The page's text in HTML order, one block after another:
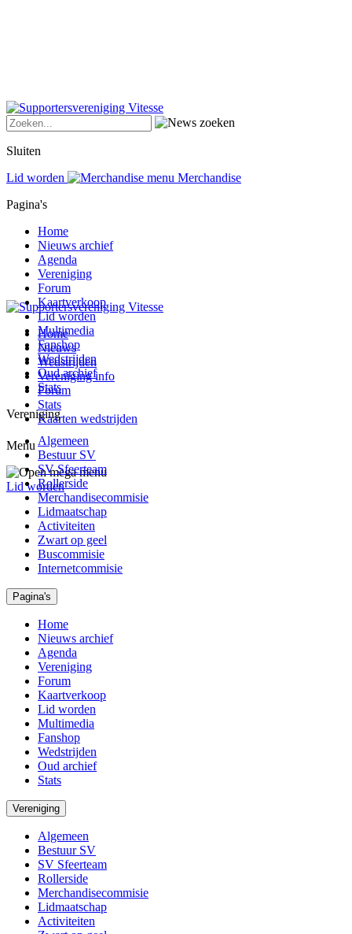
Home
Nieuws
Wedstrijden
Vereniging info
Forum
Stats
Kaarten wedstrijden
Menu
Lid worden
Sluiten
Lid worden
Merchandise
Pagina's
Home
Nieuws archief
Agenda
Vereniging
Forum
Kaartverkoop
Lid worden
Multimedia
Fanshop
Wedstrijden
Oud archief
Stats
Vereniging
Algemeen
Bestuur SV
SV Sfeerteam
Rollerside
Merchandisecommisie
Lidmaatschap
Activiteiten
Zwart op geel
Buscommisie
Internetcommisie
Pagina's
Home
Nieuws archief
Agenda
Vereniging
Forum
Kaartverkoop
Lid worden
Multimedia
Fanshop
Wedstrijden
Oud archief
Stats
Vereniging
Algemeen
Bestuur SV
SV Sfeerteam
Rollerside
Merchandisecommisie
Lidmaatschap
Activiteiten